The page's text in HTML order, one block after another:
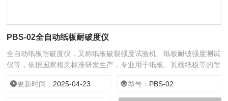
PBS-02全自动纸板耐破度仪
全自动纸板耐破度仪，又称纸板破裂强度试验机、纸板耐破强度测试
仪等，依据国家相关标准研发生产，专业用于纸板、瓦楞纸板等的耐
更新时间： 2025-04-23 型号： PBS-02